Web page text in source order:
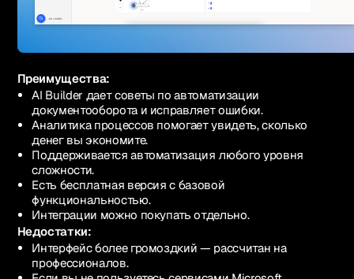
Преимущества:
AI Builder дает советы по автоматизации
документооборота и исправляет ошибки.
Аналитика процессов помогает увидеть, сколько
денег вы экономите.
Поддерживается автоматизация любого уровня
сложности.
Есть бесплатная версия с базовой
функциональностью.
Интеграции можно покупать отдельно.
Недостатки:
Интерфейс более громоздкий — рассчитан на
профессионалов.